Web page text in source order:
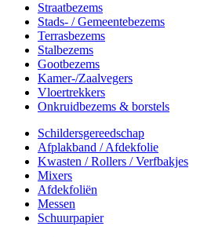
Straatbezems
Stads- / Gemeentebezems
Terrasbezems
Stalbezems
Gootbezems
Kamer-/Zaalvegers
Vloertrekkers
Onkruidbezems & borstels
Schildersgereedschap
Afplakband / Afdekfolie
Kwasten / Rollers / Verfbakjes
Mixers
Afdekfoliën
Messen
Schuurpapier